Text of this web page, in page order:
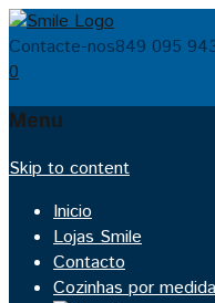
Contacte-nos849 095
0
Menu
Skip to content
Inicio
Lojas Smile
Contacto
Cozinhas por medida